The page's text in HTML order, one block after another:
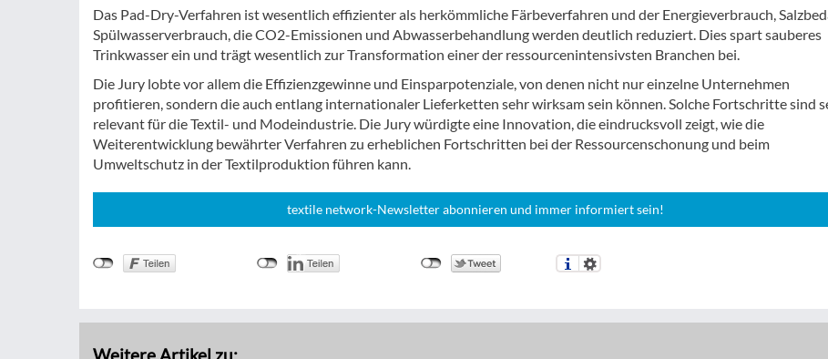
Das Pad-Dry-Verfahren ist wesentlich effizienter als herkömmliche Färbeverfahren und der Energieverbrauch,
Spülwasserverbrauch, die CO2-Emissionen und Abwasserbehandlung werden deutlich reduziert. Dies spart sauberes
Trinkwasser ein und trägt wesentlich zur Transformation einer der ressourcenintensivsten Branchen bei.
Die Jury lobte vor allem die Effizienzgewinne und Einsparpotenziale, von denen nicht nur einzelne Unternehmen
profitieren, sondern die auch entlang internationaler Lieferketten sehr wirksam sein können. Solche Fortschritte sind
relevant für die Textil- und Modeindustrie. Die Jury würdigte eine Innovation, die eindrucksvoll zeigt, wie die
Weiterentwicklung bewährter Verfahren zu erheblichen Fortschritten bei der Ressourcenschonung und beim
Umweltschutz in der Textilproduktion führen kann.
textile network-Newsletter abonnieren und immer informiert sein!